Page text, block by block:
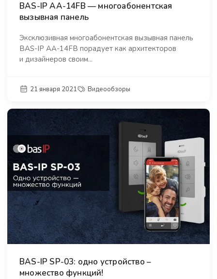
BAS-IP AA-14FB — многоабонентская
вызывная панель
Эксклюзивная многоабонентская вызывная панель
BAS-IP AA-14FB порадует как архитекторов
и дизайнеров своим...
21 января 2021 Видеообзоры
BAS-IP SP-03: одно устройство –
множество функций!